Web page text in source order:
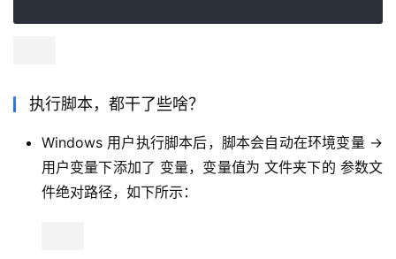
执行脚本，都干了些啥？
Windows 用户执行脚本后，脚本会自动在环境变量 ->
用户变量下添加了 变量，变量值为 文件夹下的 参数文
件绝对路径，如下所示：